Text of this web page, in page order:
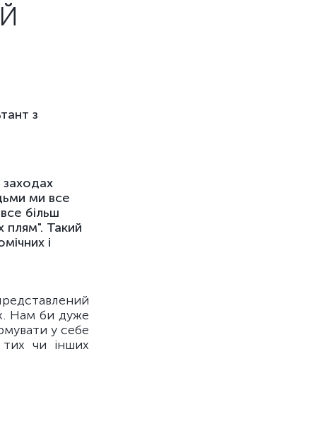
з
заходах
ми все
більш
плям". Такий
і
Нам би дуже
у себе
чи інших